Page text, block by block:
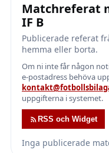
Matchreferat
IF B
Publicerade referat
hemma eller borta.
Om ni inte får någon
e-postadress behöva
uppgifterna i systemet.
RSS och Widget
Inga publicerade